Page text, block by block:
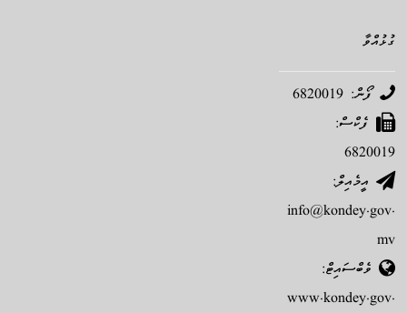
ގުޅުއްވާ
ފޯން: 6820019
ފެކްސް:
6820019
އީމެއިލް:
info@kondey.gov.
mv
ވެބްސައިޓް:
www.kondey.gov.